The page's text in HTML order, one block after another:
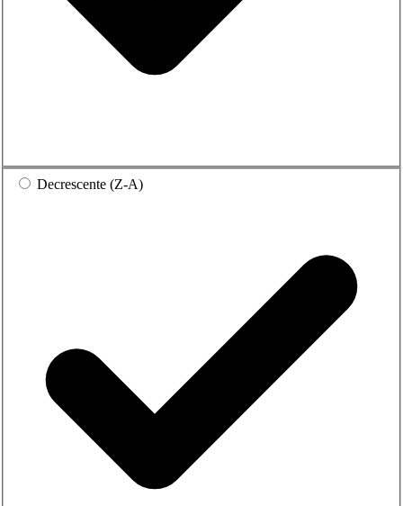
Decrescente (Z-A)